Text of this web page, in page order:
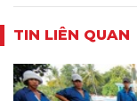
TIN LIÊN QUAN